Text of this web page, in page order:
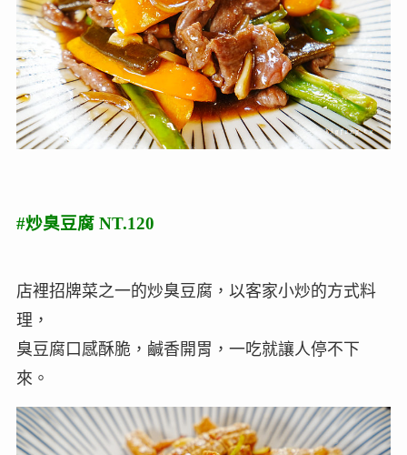
#炒臭豆腐 NT.120
店裡招牌菜之一的炒臭豆腐，以客家小炒的方式料
理，
臭豆腐口感酥脆，鹹香開胃，一吃就讓人停不下
來。